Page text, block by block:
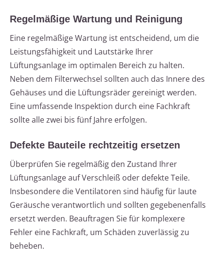
Regelmäßige Wartung und Reinigung
Eine regelmäßige Wartung ist entscheidend, um die
Leistungsfähigkeit und Lautstärke Ihrer
Lüftungsanlage im optimalen Bereich zu halten.
Neben dem Filterwechsel sollten auch das Innere des
Gehäuses und die Lüftungsräder gereinigt werden.
Eine umfassende Inspektion durch eine Fachkraft
sollte alle zwei bis fünf Jahre erfolgen.
Defekte Bauteile rechtzeitig ersetzen
Überprüfen Sie regelmäßig den Zustand Ihrer
Lüftungsanlage auf Verschleiß oder defekte Teile.
Insbesondere die Ventilatoren sind häufig für laute
Geräusche verantwortlich und sollten gegebenenfalls
ersetzt werden. Beauftragen Sie für komplexere
Fehler eine Fachkraft, um Schäden zuverlässig zu
beheben.